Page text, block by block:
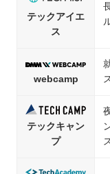
テックアイエ
ス
webcamp
テックキャン
プ